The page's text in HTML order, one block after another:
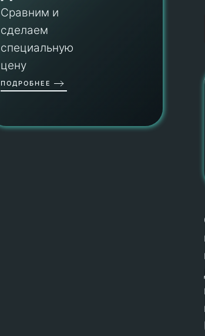
Сравним и
сделаем
специальную
цену
ПОДРОБНЕЕ